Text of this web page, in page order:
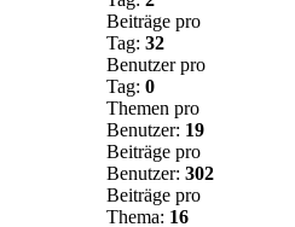
Beiträge pro
Tag: 32
Benutzer pro
Tag: 0
Themen pro
Benutzer: 19
Beiträge pro
Benutzer: 302
Beiträge pro
Thema: 16